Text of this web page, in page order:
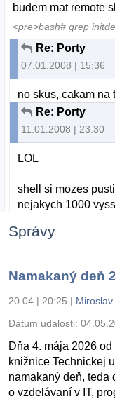
budem mat remote
<pre>bash# grep
Re: Porty
07.01.2008 | 15:36
no skus, cakam na
Re: Porty
11.01.2008 | 23:30
LOL
shell si mozes
nejakych 1000
Správy
Namakaný deň
20.04 | 20:25 |
Dátum udalosti:
Dňa 4. mája 2026
knižnice Technickej
namakaný deň, teda
o vzdelávaní v IT,